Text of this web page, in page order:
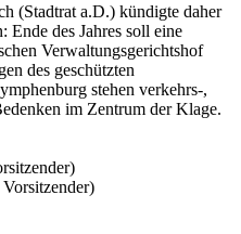
(Stadtrat a.D.) kündigte daher
Ende des Jahres soll eine
Verwaltungsgerichtshof
des geschützten
stehen verkehrs-,
im Zentrum der Klage.